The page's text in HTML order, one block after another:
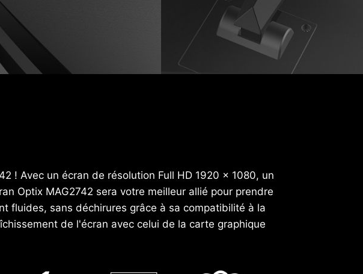
! Avec un écran de résolution Full HD 1920 x 1080, un
Optix MAG2742 sera votre meilleur allié pour prendre
fluides, sans déchirures grâce à sa compatibilité à la
de l'écran avec celui de la carte graphique